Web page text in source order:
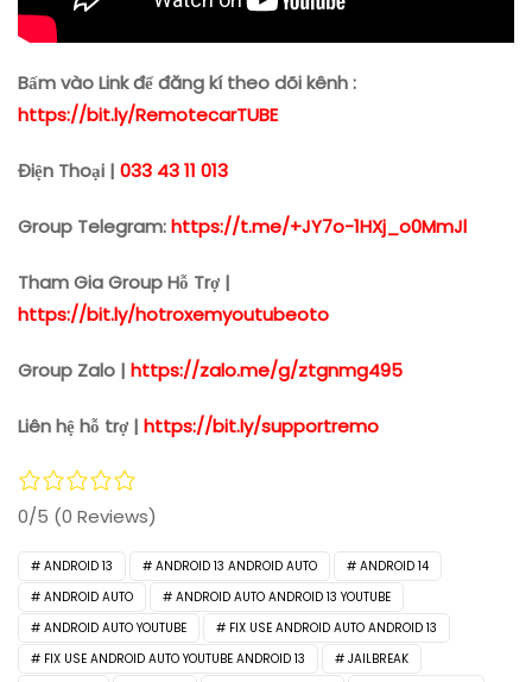
Bấm vào Link để đăng kí theo dõi kênh :
https://bit.ly/RemotecarTUBE
Điện Thoại | 033 43 11 013
Group Telegram:https://t.me/+JY7o-1HXj_o0MmJl
Tham Gia Group Hỗ Trợ |
https://bit.ly/hotroxemyoutubeoto
Group Zalo | https://zalo.me/g/ztgnmg495
Liên hệ hỗ trợ | https://bit.ly/supportremo
0/5 (0 Reviews)
ANDROID 13 ANDROID 13 ANDROID AUTO
ANDROID 14
ANDROID AUTO
ANDROID AUTO ANDROID 13 YOUTUBE
ANDROID AUTO YOUTUBE
FIX USE ANDROID AUTO ANDROID 13
FIX USE ANDROID AUTO YOUTUBE ANDROID 13
JAILBREAK